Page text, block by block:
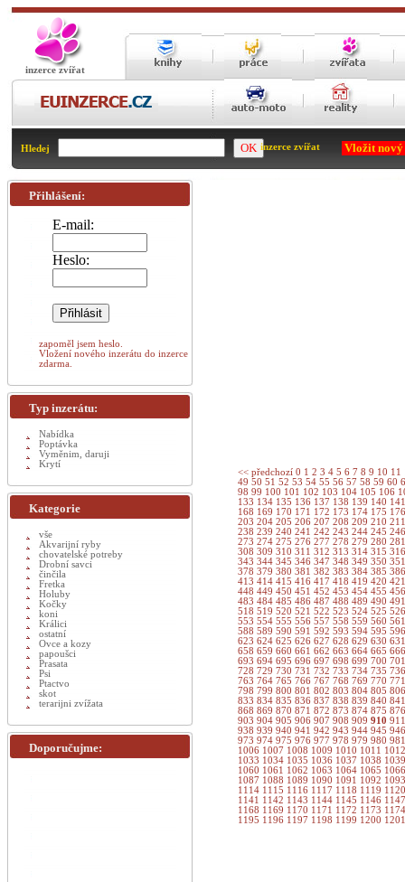
inzerce zvířat
Hledej inzerce zvířat Vložit
<< předchozí 0 1 2 3 4 5 6 7 8 9 10 11
49 50 51 52 53 54 55 56 57 58 59 60
98 99 100 101 102 103 104 105 106
133 134 135 136 137 138 139 140
168 169 170 171 172 173 174 175
203 204 205 206 207 208 209 210
238 239 240 241 242 243 244 245
273 274 275 276 277 278 279 280
308 309 310 311 312 313 314 315
343 344 345 346 347 348 349 350
378 379 380 381 382 383 384 385
413 414 415 416 417 418 419 420
448 449 450 451 452 453 454 455
483 484 485 486 487 488 489 490
518 519 520 521 522 523 524 525
553 554 555 556 557 558 559 560
588 589 590 591 592 593 594 595
623 624 625 626 627 628 629 630
658 659 660 661 662 663 664 665
693 694 695 696 697 698 699 700
728 729 730 731 732 733 734 735
763 764 765 766 767 768 769 770
798 799 800 801 802 803 804 805
833 834 835 836 837 838 839 840
868 869 870 871 872 873 874 875
903 904 905 906 907 908 909 910
938 939 940 941 942 943 944 945
973 974 975 976 977 978 979 980
1006 1007 1008 1009 1010 1011
1033 1034 1035 1036 1037 1038
1060 1061 1062 1063 1064 1065
1087 1088 1089 1090 1091 1092
1114 1115 1116 1117 1118 1119
1141 1142 1143 1144 1145 1146
1168 1169 1170 1171 1172 1173
1195 1196 1197 1198 1199 1200
Přihlášení:
E-mail:
Heslo:
zapoměl jsem heslo.
Vložení nového inzerátu do inzerce
zdarma.
Typ inzerátu:
Nabídka
Poptávka
Vyměnim, daruji
Krytí
Kategorie
vše
Akvarijní ryby
chovatelské potreby
Drobní savci
činčila
Fretka
Holuby
Kočky
koni
Králici
ostatní
Ovce a kozy
papoušci
Prasata
Psi
Ptactvo
skot
terarijni zvížata
Doporučujme: